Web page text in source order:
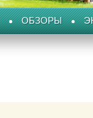
ОБЗОРЫ